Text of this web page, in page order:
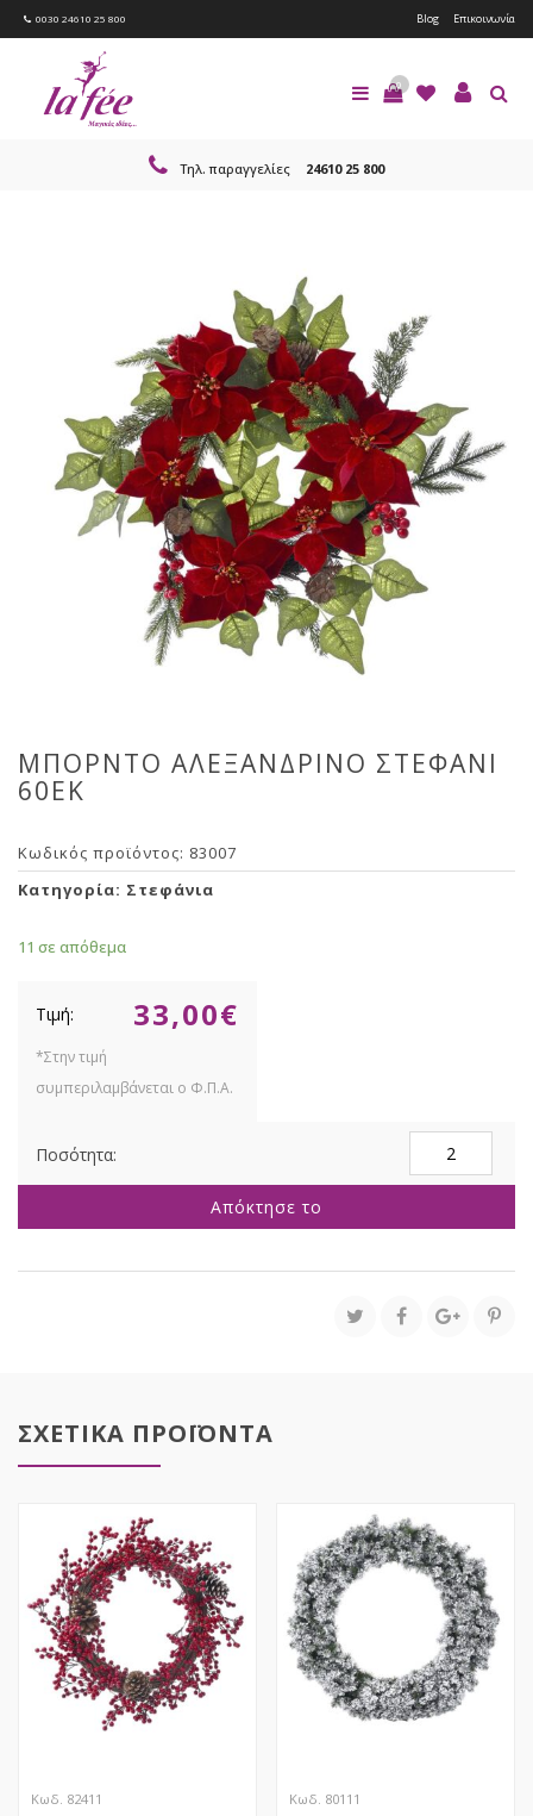
0030 24610 25 800 Blog Επικοινωνία
0
Τηλ. παραγγελίες 24610 25 800
ΜΠΟΡΝΤΟ ΑΛΕΞΑΝΔΡΙΝΟ ΣΤΕΦΑΝΙ
60ΕΚ
Κωδικός προϊόντος: 83007
Κατηγορία: Στεφάνια
11 σε απόθεμα
33,00€
ΑΛΕΞΑΝΔΡΙΝΟ
ΣΤΕΦΑΝΙ
ποσότητα
Απόκτησε το
ΣΧΕΤΙΚΑ ΠΡΟΪΟΝΤΑ
Κωδ. 82411 Κωδ. 80111